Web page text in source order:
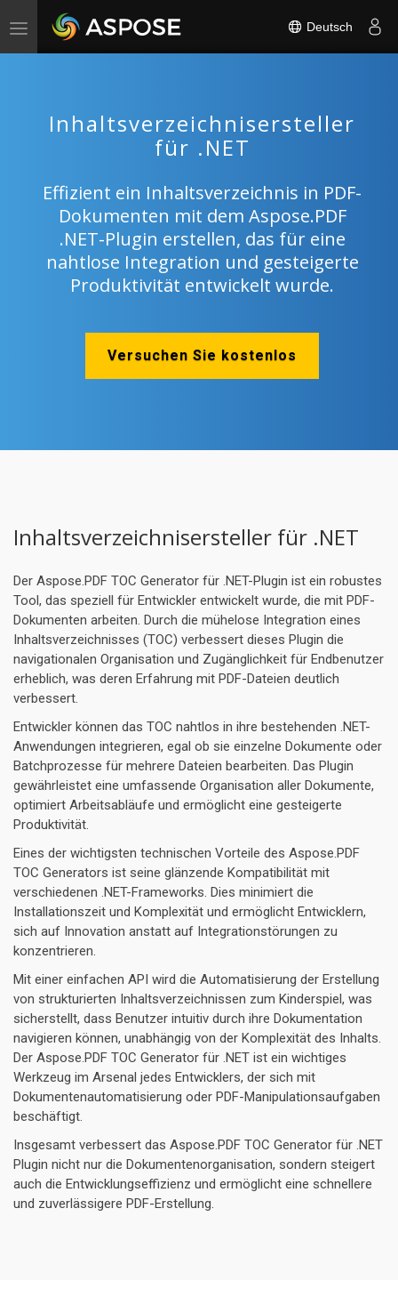
Toggle
Deutsch
Inhaltsverzeichnisersteller
für .NET
Effizient ein Inhaltsverzeichnis in PDF-
Dokumenten mit dem Aspose.PDF
.NET-Plugin erstellen, das für eine
nahtlose Integration und gesteigerte
Produktivität entwickelt wurde.
Versuchen Sie kostenlos
Inhaltsverzeichnisersteller für .NET
Der Aspose.PDF TOC Generator für .NET-Plugin ist ein robustes
Tool, das speziell für Entwickler entwickelt wurde, die mit PDF-
Dokumenten arbeiten. Durch die mühelose Integration eines
Inhaltsverzeichnisses (TOC) verbessert dieses Plugin die
navigationalen Organisation und Zugänglichkeit für Endbenutzer
erheblich, was deren Erfahrung mit PDF-Dateien deutlich
verbessert.
Entwickler können das TOC nahtlos in ihre bestehenden .NET-
Anwendungen integrieren, egal ob sie einzelne Dokumente oder
Batchprozesse für mehrere Dateien bearbeiten. Das Plugin
gewährleistet eine umfassende Organisation aller Dokumente,
optimiert Arbeitsabläufe und ermöglicht eine gesteigerte
Produktivität.
Eines der wichtigsten technischen Vorteile des Aspose.PDF
TOC Generators ist seine glänzende Kompatibilität mit
verschiedenen .NET-Frameworks. Dies minimiert die
Installationszeit und Komplexität und ermöglicht Entwicklern,
sich auf Innovation anstatt auf Integrationstörungen zu
konzentrieren.
Mit einer einfachen API wird die Automatisierung der Erstellung
von strukturierten Inhaltsverzeichnissen zum Kinderspiel, was
sicherstellt, dass Benutzer intuitiv durch ihre Dokumentation
navigieren können, unabhängig von der Komplexität des Inhalts.
Der Aspose.PDF TOC Generator für .NET ist ein wichtiges
Werkzeug im Arsenal jedes Entwicklers, der sich mit
Dokumentenautomatisierung oder PDF-Manipulationsaufgaben
beschäftigt.
Insgesamt verbessert das Aspose.PDF TOC Generator für .NET
Plugin nicht nur die Dokumentenorganisation, sondern steigert
auch die Entwicklungseffizienz und ermöglicht eine schnellere
und zuverlässigere PDF-Erstellung.